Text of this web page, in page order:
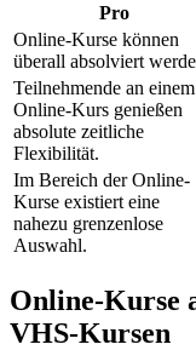
Pro
Online-Kurse können
überall absolviert
Teilnehmende an einem
Online-Kurs genießen
absolute zeitliche
Flexibilität.
Im Bereich der Online-
Kurse existiert eine
nahezu grenzenlose
Auswahl.
Online-Kurse
VHS-Kursen